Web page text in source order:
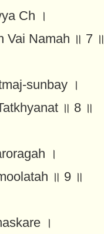
Ch ।
Vai Namah ॥ 7 ॥
sunbay ।
॥ 8 ॥
।
॥ 9 ॥
।